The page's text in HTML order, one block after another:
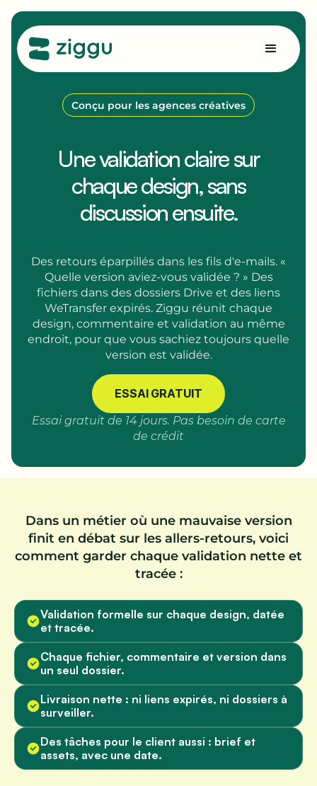
Conçu pour les agences créatives
Une validation claire sur
chaque design,sans
discussion ensuite.
Des retours éparpillés dans les fils d'e-mails. «
Quelle version aviez-vous validée ? » Des
fichiers dans des dossiers Drive et des liens
WeTransfer expirés. Ziggu réunit chaque
design, commentaire et validation au même
endroit, pour que vous sachiez toujours quelle
version est validée.
ESSAI GRATUIT
Essai gratuit de 14 jours. Pas besoin de carte
de crédit
Dans un métier où une mauvaise version
finit en débat sur les allers-retours, voici
comment garder chaque validation nette et
tracée :
Validation formelle sur chaque design, datée
et tracée.
Chaque fichier, commentaire et version dans
un seul dossier.
Livraison nette : ni liens expirés, ni dossiers à
surveiller.
Des tâches pour le client aussi : brief et
assets, avec une date.